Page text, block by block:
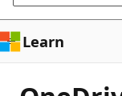
Learn